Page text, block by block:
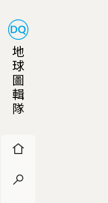
地
球
圖
輯
隊